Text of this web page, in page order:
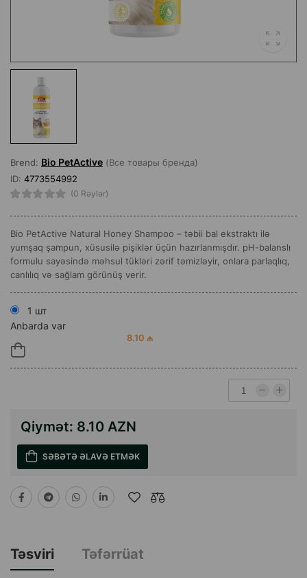
Brend: Bio PetActive (Все товары бренда)
ID: 4773554992
(0 Rəylər)
Bio PetActive Natural Honey Shampoo – təbii bal ekstraktı ilə
yumşaq şampun, xüsusilə pişiklər üçün hazırlanmışdır. pH-balanslı
formulu sayəsində məhsul tükləri zərif təmizləyir, onlara parlaqlıq,
canlılıq və sağlam görünüş verir.
1 шт
Anbarda var
8.10 ₼
Qiymət: 8.10 AZN
SƏBƏTƏ ƏLAVƏ ETMƏK
Təsviri
Təfərrüat